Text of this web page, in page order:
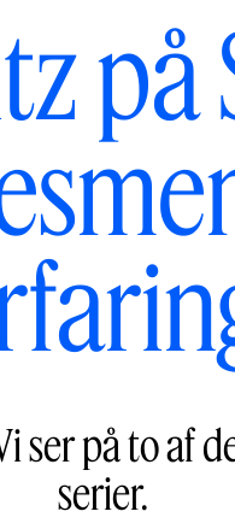
på
ser på to af
serier.